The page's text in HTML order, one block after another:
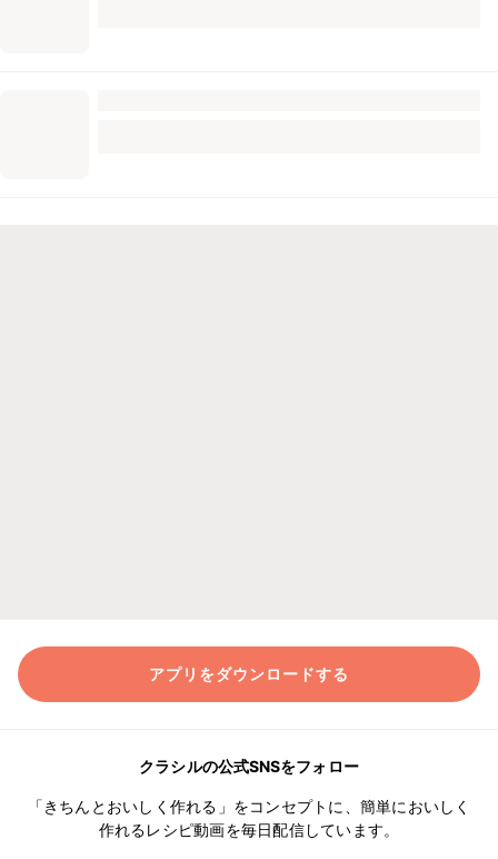
アプリをダウンロードする
クラシルの公式SNSをフォロー
「きちんとおいしく作れる」をコンセプトに、簡単においしく
作れるレシピ動画を毎日配信しています。